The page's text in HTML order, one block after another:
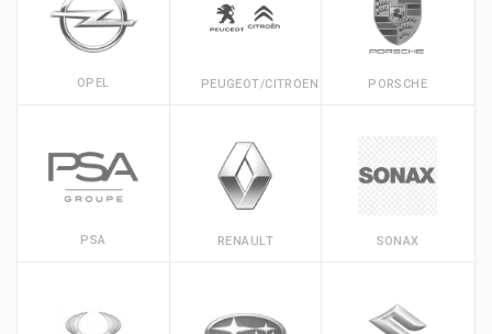
OPEL PEUGEOT/CITROEN PORSCHE
PSA RENAULT SONAX